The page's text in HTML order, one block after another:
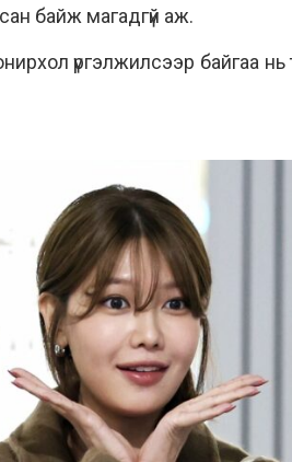
байж магадгүй аж.
үргэлжилсээр байгаа